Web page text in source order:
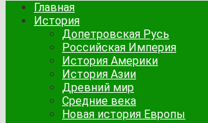
Главная
История
Допетровская Русь
Российская Империя
История Америки
История Азии
Древний мир
Средние века
Новая история Европы